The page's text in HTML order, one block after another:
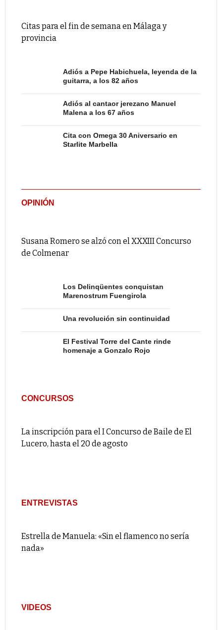
Citas para el fin de semana en Málaga y
provincia
Adiós a Pepe Habichuela, leyenda de la
guitarra, a los 82 años
Adiós al cantaor jerezano Manuel
Malena a los 67 años
Cita con Omega 30 Aniversario en
Starlite Marbella
OPINIÓN
Susana Romero se alzó con el XXXIII Concurso
de Colmenar
Los Delinqüentes conquistan
Marenostrum Fuengirola
Una revolución sin continuidad
El Festival Torre del Cante rinde
homenaje a Gonzalo Rojo
CONCURSOS
La inscripción para el I Concurso de Baile de El
Lucero, hasta el 20 de agosto
ENTREVISTAS
Estrella de Manuela: «Sin el flamenco no sería
nada»
VIDEOS